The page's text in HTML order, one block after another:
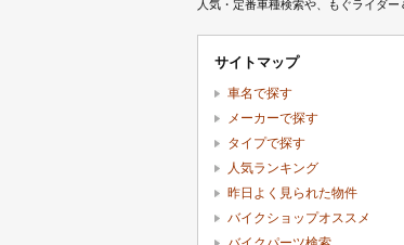
人気・定番車種検索や、もぐライダ
サイトマップ
車名で探す
メーカーで探す
タイプで探す
人気ランキング
昨日よく見られた物件
バイクショップオススメ